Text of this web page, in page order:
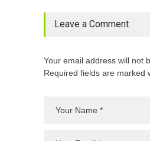
Leave a Comment
Your email address will not
Required fields are marked